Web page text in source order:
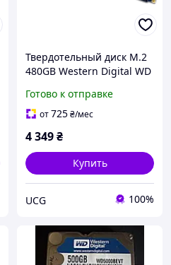
Твердотельный диск M.2
480GB Western Digital WD
6Gb/s, 545MB/s) (код
133851)
Готово к отправке
от725₴/мес
4 349₴
Купить
UCG 100%